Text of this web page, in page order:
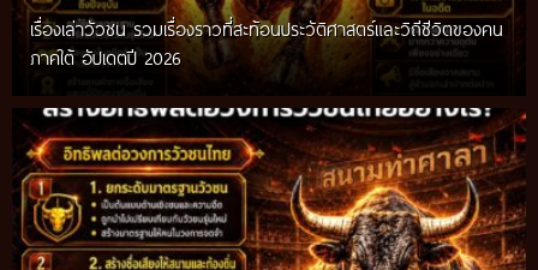
เรื่องเล่าวัวชน รวมเรื่องราวที่สะท้อนประวัติศาสตร์และวิถีชีวิตของคน
ภาคใต้ อัปเดตปี 2026